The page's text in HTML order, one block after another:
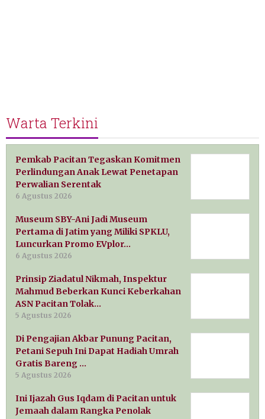
Warta Terkini
Pemkab Pacitan Tegaskan Komitmen
Perlindungan Anak Lewat Penetapan
Perwalian Serentak
6 Agustus 2026
Museum SBY-Ani Jadi Museum
Pertama di Jatim yang Miliki SPKLU,
Luncurkan Promo EVplor…
6 Agustus 2026
Prinsip Ziadatul Nikmah, Inspektur
Mahmud Beberkan Kunci Keberkahan
ASN Pacitan Tolak…
5 Agustus 2026
Di Pengajian Akbar Punung Pacitan,
Petani Sepuh Ini Dapat Hadiah Umrah
Gratis Bareng …
5 Agustus 2026
Ini Ijazah Gus Iqdam di Pacitan untuk
Jemaah dalam Rangka Penolak